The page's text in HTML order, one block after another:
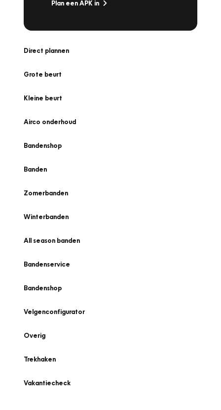
Plan een APK in
Direct plannen
Grote beurt
Kleine beurt
Airco onderhoud
Bandenshop
Banden
Zomerbanden
Winterbanden
All season banden
Bandenservice
Bandenshop
Velgenconfigurator
Overig
Trekhaken
Vakantiecheck